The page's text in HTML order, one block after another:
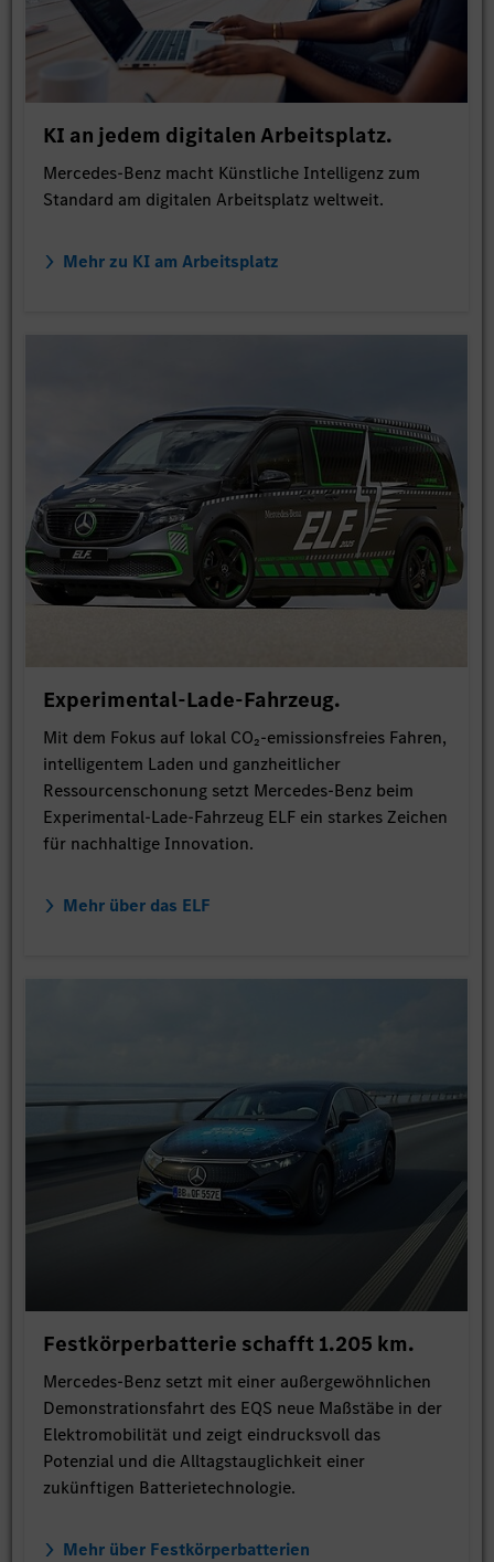
KI an jedem digitalen Arbeitsplatz.
Mercedes-Benz macht Künstliche Intelligenz zum
Standard am digitalen Arbeitsplatz weltweit.
Mehr zu KI am Arbeitsplatz
Experimental-Lade-Fahrzeug.
Mit dem Fokus auf lokal CO₂-emissionsfreies Fahren,
intelligentem Laden und ganzheitlicher
Ressourcenschonung setzt Mercedes-Benz beim
Experimental-Lade-Fahrzeug ELF ein starkes Zeichen
für nachhaltige Innovation.
Mehr über das ELF
Festkörperbatterie schafft 1.205 km.
Mercedes-Benz setzt mit einer außergewöhnlichen
Demonstrationsfahrt des EQS neue Maßstäbe in der
Elektromobilität und zeigt eindrucksvoll das
Potenzial und die Alltagstauglichkeit einer
zukünftigen Batterietechnologie.
Mehr über Festkörperbatterien